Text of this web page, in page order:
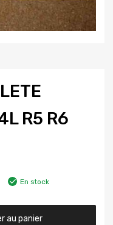
R5 R6
En stock
au panier